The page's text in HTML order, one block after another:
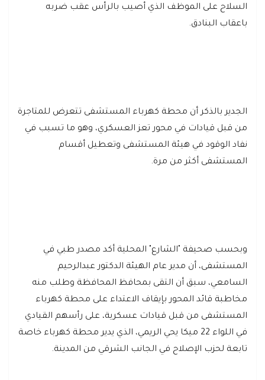
السلاح على الموظف الذي أصيب بالرأس عقب ضربه
باعقاب البنادق.
الجدير بالذكر أن محطة كهرباء المستشفى تتعرض للمتاجرة
من قبل قيادات في محور تعز العسكري، وهو ما تسبب في
نفاد الوقود في هيئة المستشفى وتعطيل أقسام
المستشفى أكثر من مرة.
وبحسب صحيفة "الشارع" المحلية أكد مصدر طبي في
المستشفى، أن مدير عام الهيئة الدكتور عبدالرحيم
السامعي، سبق أن التقى بمحافظ المحافظة وطلب منه
مخاطبة قائد المحور بإيقاف الاعتداء على محطة كهرباء
المستشفى من قبل قيادات عسكرية، على رأسهم القيادي
في اللواء 22 ميكا يحي الريمي، الذي يدير محطة كهرباء خاصة
تابعة لحزب الإصلاح في الجانب الشرقي من المدينة.